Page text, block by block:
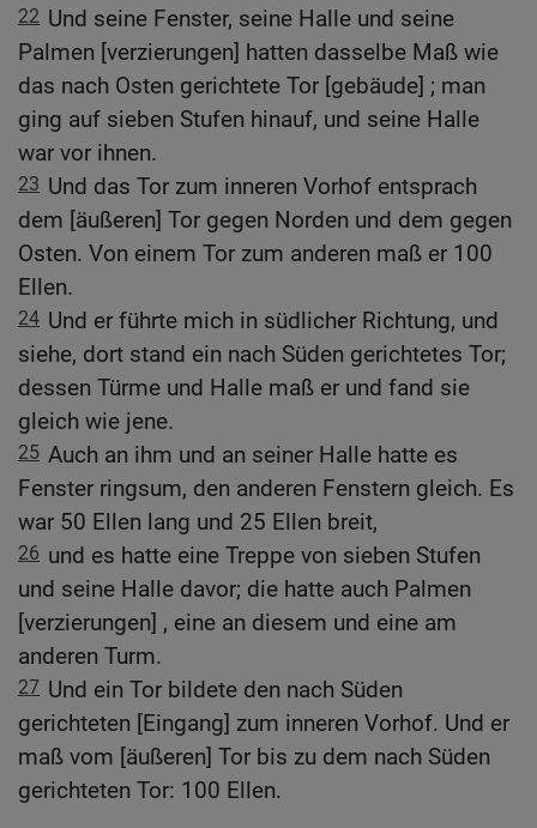
22 Und seine Fenster, seine Halle und seine
Palmen [verzierungen] hatten dasselbe Maß wie
das nach Osten gerichtete Tor [gebäude] ; man
ging auf sieben Stufen hinauf, und seine Halle
war vor ihnen.
23 Und das Tor zum inneren Vorhof entsprach
dem [äußeren] Tor gegen Norden und dem gegen
Osten. Von einem Tor zum anderen maß er 100
Ellen.
24 Und er führte mich in südlicher Richtung, und
siehe, dort stand ein nach Süden gerichtetes Tor;
dessen Türme und Halle maß er und fand sie
gleich wie jene.
25 Auch an ihm und an seiner Halle hatte es
Fenster ringsum, den anderen Fenstern gleich. Es
war 50 Ellen lang und 25 Ellen breit,
26 und es hatte eine Treppe von sieben Stufen
und seine Halle davor; die hatte auch Palmen
[verzierungen] , eine an diesem und eine am
anderen Turm.
27 Und ein Tor bildete den nach Süden
gerichteten [Eingang] zum inneren Vorhof. Und er
maß vom [äußeren] Tor bis zu dem nach Süden
gerichteten Tor: 100 Ellen.